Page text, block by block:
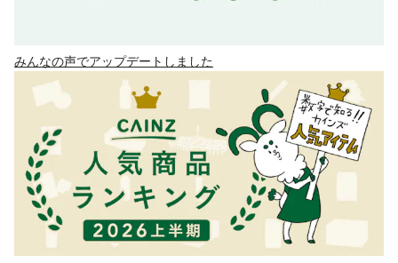
みんなの声でアップデートしました